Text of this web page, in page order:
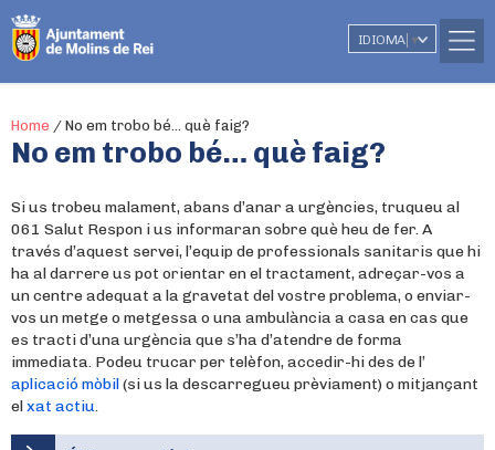
IDIOMA ▼
Home / No em trobo bé… què faig?
No em trobo bé… què faig?
Si us trobeu malament, abans d’anar a urgències, truqueu al
061 Salut Respon i us informaran sobre què heu de fer. A
través d’aquest servei, l’equip de professionals sanitaris que hi
ha al darrere us pot orientar en el tractament, adreçar-vos a
un centre adequat a la gravetat del vostre problema, o enviar-
vos un metge o metgessa o una ambulància a casa en cas que
es tracti d’una urgència que s’ha d’atendre de forma
immediata. Podeu trucar per telèfon, accedir-hi des de l’
aplicació mòbil(si us la descarregueu prèviament) o mitjançant
elxat actiu.